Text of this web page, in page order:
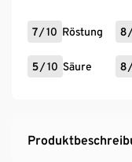
7/10 Röstung 8
5/10 Säure 8